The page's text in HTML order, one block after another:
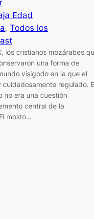
Edad
, Todos los
los cristianos mozárabes
una forma de
visigodo en la que el
regulado.
no era una cuestión
central de la
mosto…